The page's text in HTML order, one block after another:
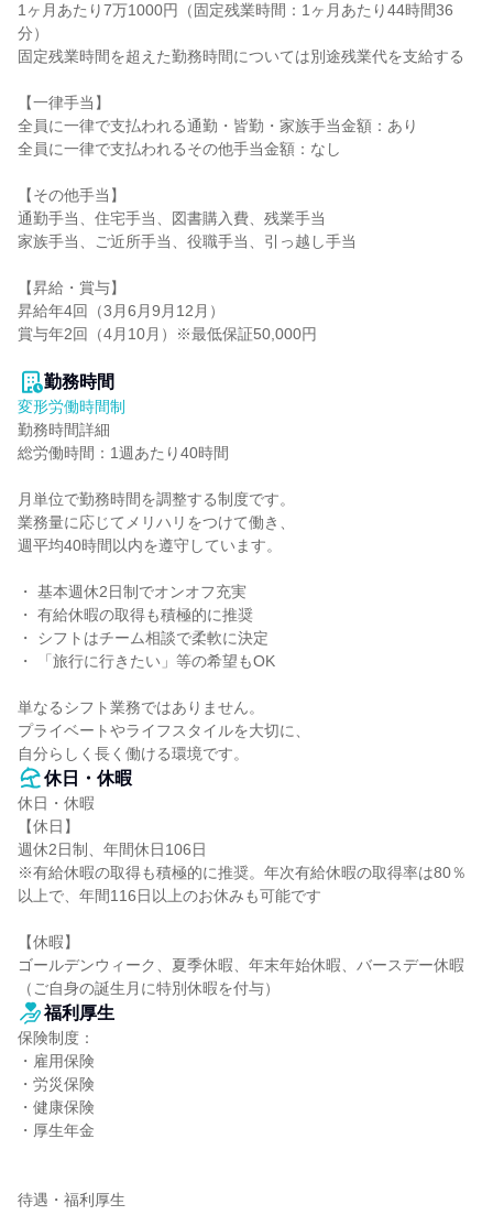
1ヶ月あたり7万1000円（固定残業時間：1ヶ月あたり44時間36
分）
固定残業時間を超えた勤務時間については別途残業代を支給する
【一律手当】
全員に一律で支払われる通勤・皆勤・家族手当金額：あり
全員に一律で支払われるその他手当金額：なし
【その他手当】
通勤手当、住宅手当、図書購入費、残業手当
家族手当、ご近所手当、役職手当、引っ越し手当
【昇給・賞与】
昇給年4回（3月6月9月12月）
賞与年2回（4月10月）※最低保証50,000円
勤務時間
変形労働時間制
勤務時間詳細
総労働時間：1週あたり40時間
月単位で勤務時間を調整する制度です。
業務量に応じてメリハリをつけて働き、
週平均40時間以内を遵守しています。
・ 基本週休2日制でオンオフ充実
・ 有給休暇の取得も積極的に推奨
・ シフトはチーム相談で柔軟に決定
・ 「旅行に行きたい」等の希望もOK
単なるシフト業務ではありません。
プライベートやライフスタイルを大切に、
自分らしく長く働ける環境です。
休日・休暇
休日・休暇
【休日】
週休2日制、年間休日106日
※有給休暇の取得も積極的に推奨。年次有給休暇の取得率は80％
以上で、年間116日以上のお休みも可能です
【休暇】
ゴールデンウィーク、夏季休暇、年末年始休暇、バースデー休暇
（ご自身の誕生月に特別休暇を付与）
福利厚生
保険制度：
・雇用保険
・労災保険
・健康保険
・厚生年金
待遇・福利厚生